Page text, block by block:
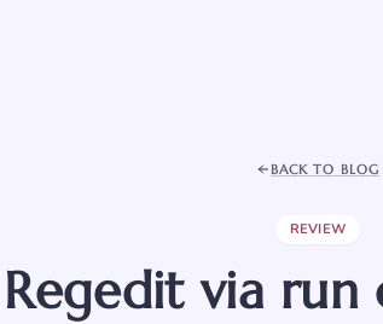
BACK TO BLOG
REVIEW
Regedit via